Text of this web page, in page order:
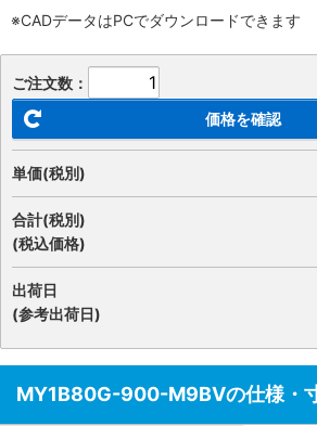
※CADデータはPCでダウンロードできます
ご注文数：
価格を確認
単価(税別)
合計(税別)
(税込価格)
出荷日
(参考出荷日)
MY1B80G-900-M9BVの仕様・